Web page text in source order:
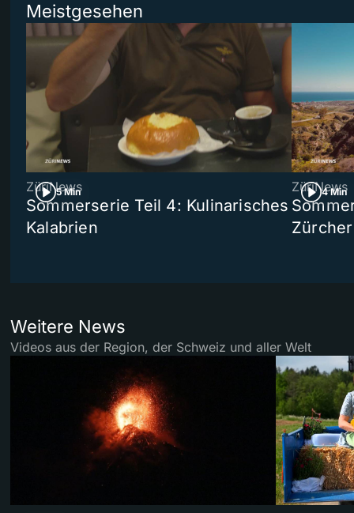
Meistgesehen
5 Min
ZüriNews
Sommerserie Teil 4: Kulinarisches
Kalabrien
4 Min
ZüriNews
Weitere News
Videos aus der Region, der Schweiz und aller Welt